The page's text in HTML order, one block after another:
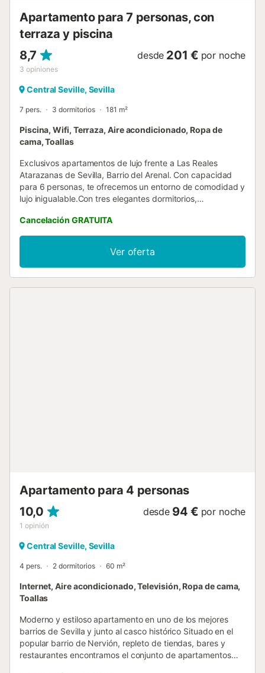
Apartamento para 7 personas, con
terraza y piscina
8,7
3 opiniones
desde 201 € por noche
Central Seville, Sevilla
7 pers. 3 dormitorios 181 m²
Piscina, Wifi, Terraza, Aire acondicionado, Ropa de
cama, Toallas
Exclusivos apartamentos de lujo frente a Las Reales
Atarazanas de Sevilla, Barrio del Arenal. Con capacidad
para 6 personas, te ofrecemos un entorno de comodidad y
lujo inigualable.Con tres elegantes dormitorios,
lujo y estilo.Disfruta de momentos inolvidables en nuestra
espaciosa terraza de 39 m², donde puedes relajarte con
una copa de vino al atardecer o disfrutar del sol sevillano
mientras contemplas las vistas a la Catedral....
Cancelación GRATUITA
Ver oferta
Apartamento para 4 personas
10,0
1 opinión
desde 94 € por noche
Central Seville, Sevilla
4 pers. 2 dormitorios 60 m²
Internet, Aire acondicionado, Televisión, Ropa de cama,
Toallas
Moderno y estiloso apartamento en uno de los mejores
barrios de Sevilla y junto al casco histórico Situado en el
popular barrio de Nervión, repleto de tiendas, bares y
restaurantes encontramos el conjunto de apartamentos